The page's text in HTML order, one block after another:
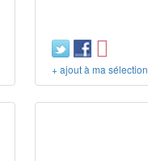
+ ajout à ma sélection